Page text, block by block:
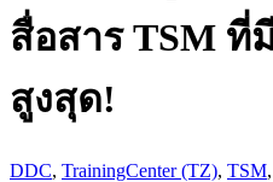
สื่อสาร TSM ที่
สูงสุด!
DDC, TrainingCenter (TZ), TSM,